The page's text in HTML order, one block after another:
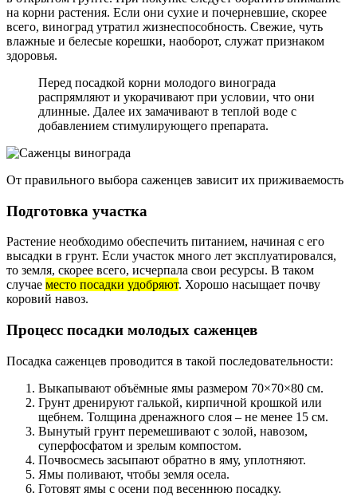
на корни растения. Если они сухие и почерневшие, скорее
всего, виноград утратил жизнеспособность. Свежие, чуть
влажные и белесые корешки, наоборот, служат признаком
здоровья.
Перед посадкой корни молодого винограда
распрямляют и укорачивают при условии, что они
длинные. Далее их замачивают в теплой воде с
добавлением стимулирующего препарата.
От правильного выбора саженцев зависит их приживаемость
Подготовка участка
Растение необходимо обеспечить питанием, начиная с его
высадки в грунт. Если участок много лет эксплуатировался,
то земля, скорее всего, исчерпала свои ресурсы. В таком
случае место посадки удобряют. Хорошо насыщает почву
коровий навоз.
Процесс посадки молодых саженцев
Посадка саженцев проводится в такой последовательности:
Выкапывают объёмные ямы размером 70×70×80 см.
Грунт дренируют галькой, кирпичной крошкой или
щебнем. Толщина дренажного слоя – не менее 15 см.
Вынутый грунт перемешивают с золой, навозом,
суперфосфатом и зрелым компостом.
Почвосмесь засыпают обратно в яму, уплотняют.
Ямы поливают, чтобы земля осела.
Готовят ямы с осени под весеннюю посадку.